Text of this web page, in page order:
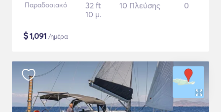
Παραδοσιακό
32 ft
10 μ.
10 Πλεύσης 0
$1,091 /ημέρα